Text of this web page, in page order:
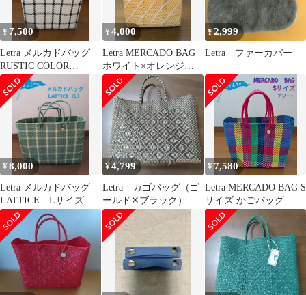
¥ 7,500
Letra メルカドバッグ
RUSTIC COLOR
ASSORT
¥4,000
Letra MERCADO BAG
ホワイト×オレンジ
XXSサイズ
¥2,999
Letra ファーカバー
¥8,000
Letra メルカドバッグ
LATTICE Lサイズ
¥4,799
Letra カゴバッグ（ゴ
ールド✕ブラック）
¥7,580
Letra MERCADO BAG S
サイズ かごバッグ